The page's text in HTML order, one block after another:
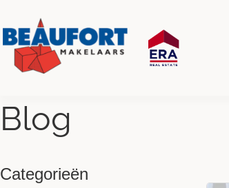
Blog
Categorieën